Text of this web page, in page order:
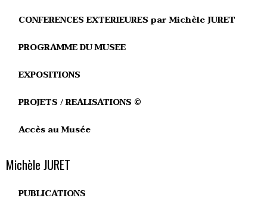
CONFERENCES EXTERIEURES par Michèle JURET
PROGRAMME DU MUSEE
EXPOSITIONS
PROJETS / REALISATIONS ©
Accès au Musée
Michèle JURET
PUBLICATIONS